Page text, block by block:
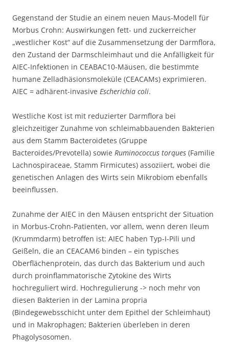
Gegenstand der Studie an einem neuen Maus-Modell für
Morbus Crohn: Auswirkungen fett- und zuckerreicher
„westlicher Kost“ auf die Zusammensetzung der Darmflora,
den Zustand der Darmschleimhaut und die Anfälligkeit für
AIEC-Infektionen in CEABAC10-Mäusen, die bestimmte
humane Zelladhäsionsmoleküle (CEACAMs) exprimieren.
AIEC = adhärent-invasive Escherichia coli.
Westliche Kost ist mit reduzierter Darmflora bei
gleichzeitiger Zunahme von schleimabbauenden Bakterien
aus dem Stamm Bacteroidetes (Gruppe
Bacteroides/Prevotella) sowie Ruminococcus torques (Familie
Lachnospiraceae, Stamm Firmicutes) assoziiert, wobei die
genetischen Anlagen des Wirts sein Mikrobiom ebenfalls
beeinflussen.
Zunahme der AIEC in den Mäusen entspricht der Situation
in Morbus-Crohn-Patienten, vor allem, wenn deren Ileum
(Krummdarm) betroffen ist: AIEC haben Typ-I-Pili und
Geißeln, die an CEACAM6 binden – ein typisches
Oberflächenprotein, das durch das Bakterium und auch
durch proinflammatorische Zytokine des Wirts
hochreguliert wird. Hochregulierung -> noch mehr von
diesen Bakterien in der Lamina propria
(Bindegewebsschicht unter dem Epithel der Schleimhaut)
und in Makrophagen; Bakterien überleben in deren
Phagolysosomen.